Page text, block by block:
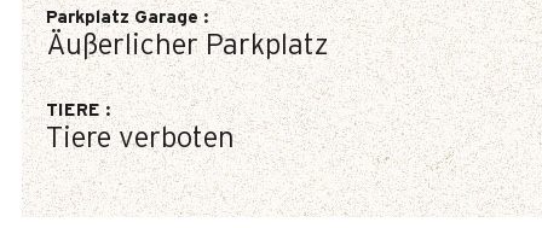
Parkplatz Garage:
Äußerlicher Parkplatz
TIERE:
Tiere verboten